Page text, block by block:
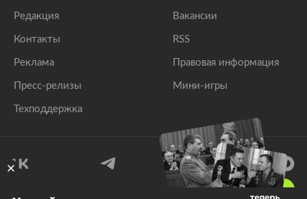
Редакция
Контакты
Реклама
Пресс-релизы
Техподдержка
Вакансии
RSS
Правовая информация
Мини-игры